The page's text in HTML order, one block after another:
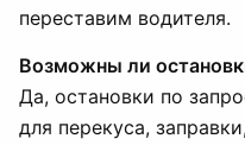
переставим водителя.
Возможны ли
Да, остановки по
для перекуса,